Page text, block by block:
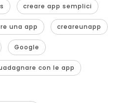
creare app semplici
una app creareunapp
Google
con le app